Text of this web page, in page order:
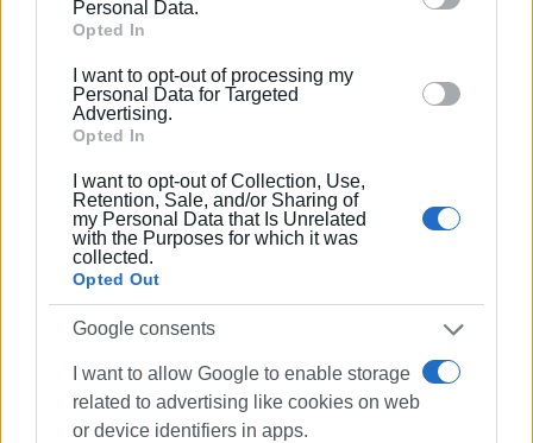
Google and its third-party tags to use your data for
section.
Personal Data.
Opted In
I want to opt-out of processing my
Personal Data for Targeted
Advertising.
Opted In
I want to opt-out of Collection, Use,
Retention, Sale, and/or Sharing of
my Personal Data that Is Unrelated
with the Purposes for which it was
collected.
Opted Out
Google consents
I want to allow Google to enable storage
related to advertising like cookies on web
or device identifiers in apps.
Εργάζεται στις Εκδόσεις Ενημέρωση από το
1990 σε θέσεις υψηλής ευθύνης. Ειδικεύεται στις
δημόσιες σχέσεις, το ελεύθερο και το
καλλιτεχνικό ρεπορτάζ.
Ακολουθήστε το enimerosi στοFacebook